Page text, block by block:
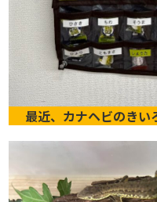
最近、カナヘビのきい